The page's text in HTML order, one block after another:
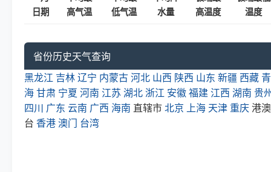
日期
高气温
低气温
水量
高温度
温度
省份历史天气查询
黑龙江 吉林辽宁 内蒙古河北 山西 陕西 山东 新疆 西藏 青
海甘肃 宁夏 河南 江苏 湖北 浙江 安徽福建 江西 湖南 贵
四川 广东 云南 广西 海南 直辖市北京 上海 天津 重庆港澳
台 香港澳门 台湾